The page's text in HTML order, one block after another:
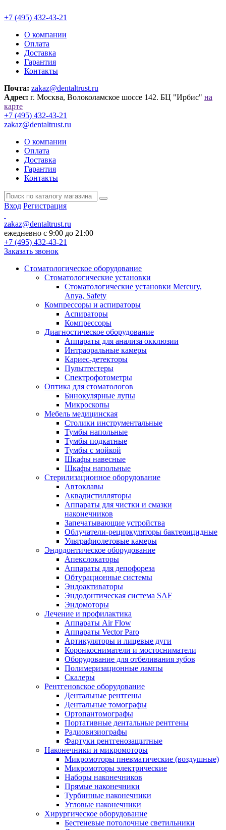
+7 (495) 432-43-21
О компании
Оплата
Доставка
Гарантия
Контакты
Почта: zakaz@dentaltrust.ru
Адрес: г. Москва, Волоколамское шоссе 142. БЦ "Ирбис" на
карте
+7 (495) 432-43-21
zakaz@dentaltrust.ru
О компании
Оплата
Доставка
Гарантия
Контакты
Вход Регистрация
zakaz@dentaltrust.ru
ежедневно с 9:00 до 21:00
+7 (495) 432-43-21
Заказать звонок
Стоматологическое оборудование
Стоматологические установки
Стоматологические установки Mercury,
Anya, Safety
Компрессоры и аспираторы
Аспираторы
Компрессоры
Диагностическое оборудование
Аппараты для анализа окклюзии
Интраоральные камеры
Кариес-детекторы
Пульптестеры
Спектрофотометры
Оптика для стоматологов
Бинокулярные лупы
Микроскопы
Мебель медицинская
Столики инструментальные
Тумбы напольные
Тумбы подкатные
Тумбы с мойкой
Шкафы навесные
Шкафы напольные
Стерилизационное оборудование
Автоклавы
Аквадистилляторы
Аппараты для чистки и смазки
наконечников
Запечатывающие устройства
Облучатели-рециркуляторы бактерицидные
Ультрафиолетовые камеры
Эндодонтическое оборудование
Апекслокаторы
Аппараты для депофореза
Обтурационные системы
Эндоактиваторы
Эндодонтическая система SAF
Эндомоторы
Лечение и профилактика
Аппараты Air Flow
Аппараты Vector Paro
Артикуляторы и лицевые дуги
Коронкосниматели и мостосниматели
Оборудование для отбеливания зубов
Полимеризационные лампы
Скалеры
Рентгеновское оборудование
Дентальные рентгены
Дентальные томографы
Ортопантомографы
Портативные дентальные рентгены
Радиовизиографы
Фартуки рентгенозащитные
Наконечники и микромоторы
Микромоторы пневматические (воздушные)
Микромоторы электрические
Наборы наконечников
Прямые наконечники
Турбинные наконечники
Угловые наконечники
Хирургическое оборудование
Бестеневые потолочные светильники